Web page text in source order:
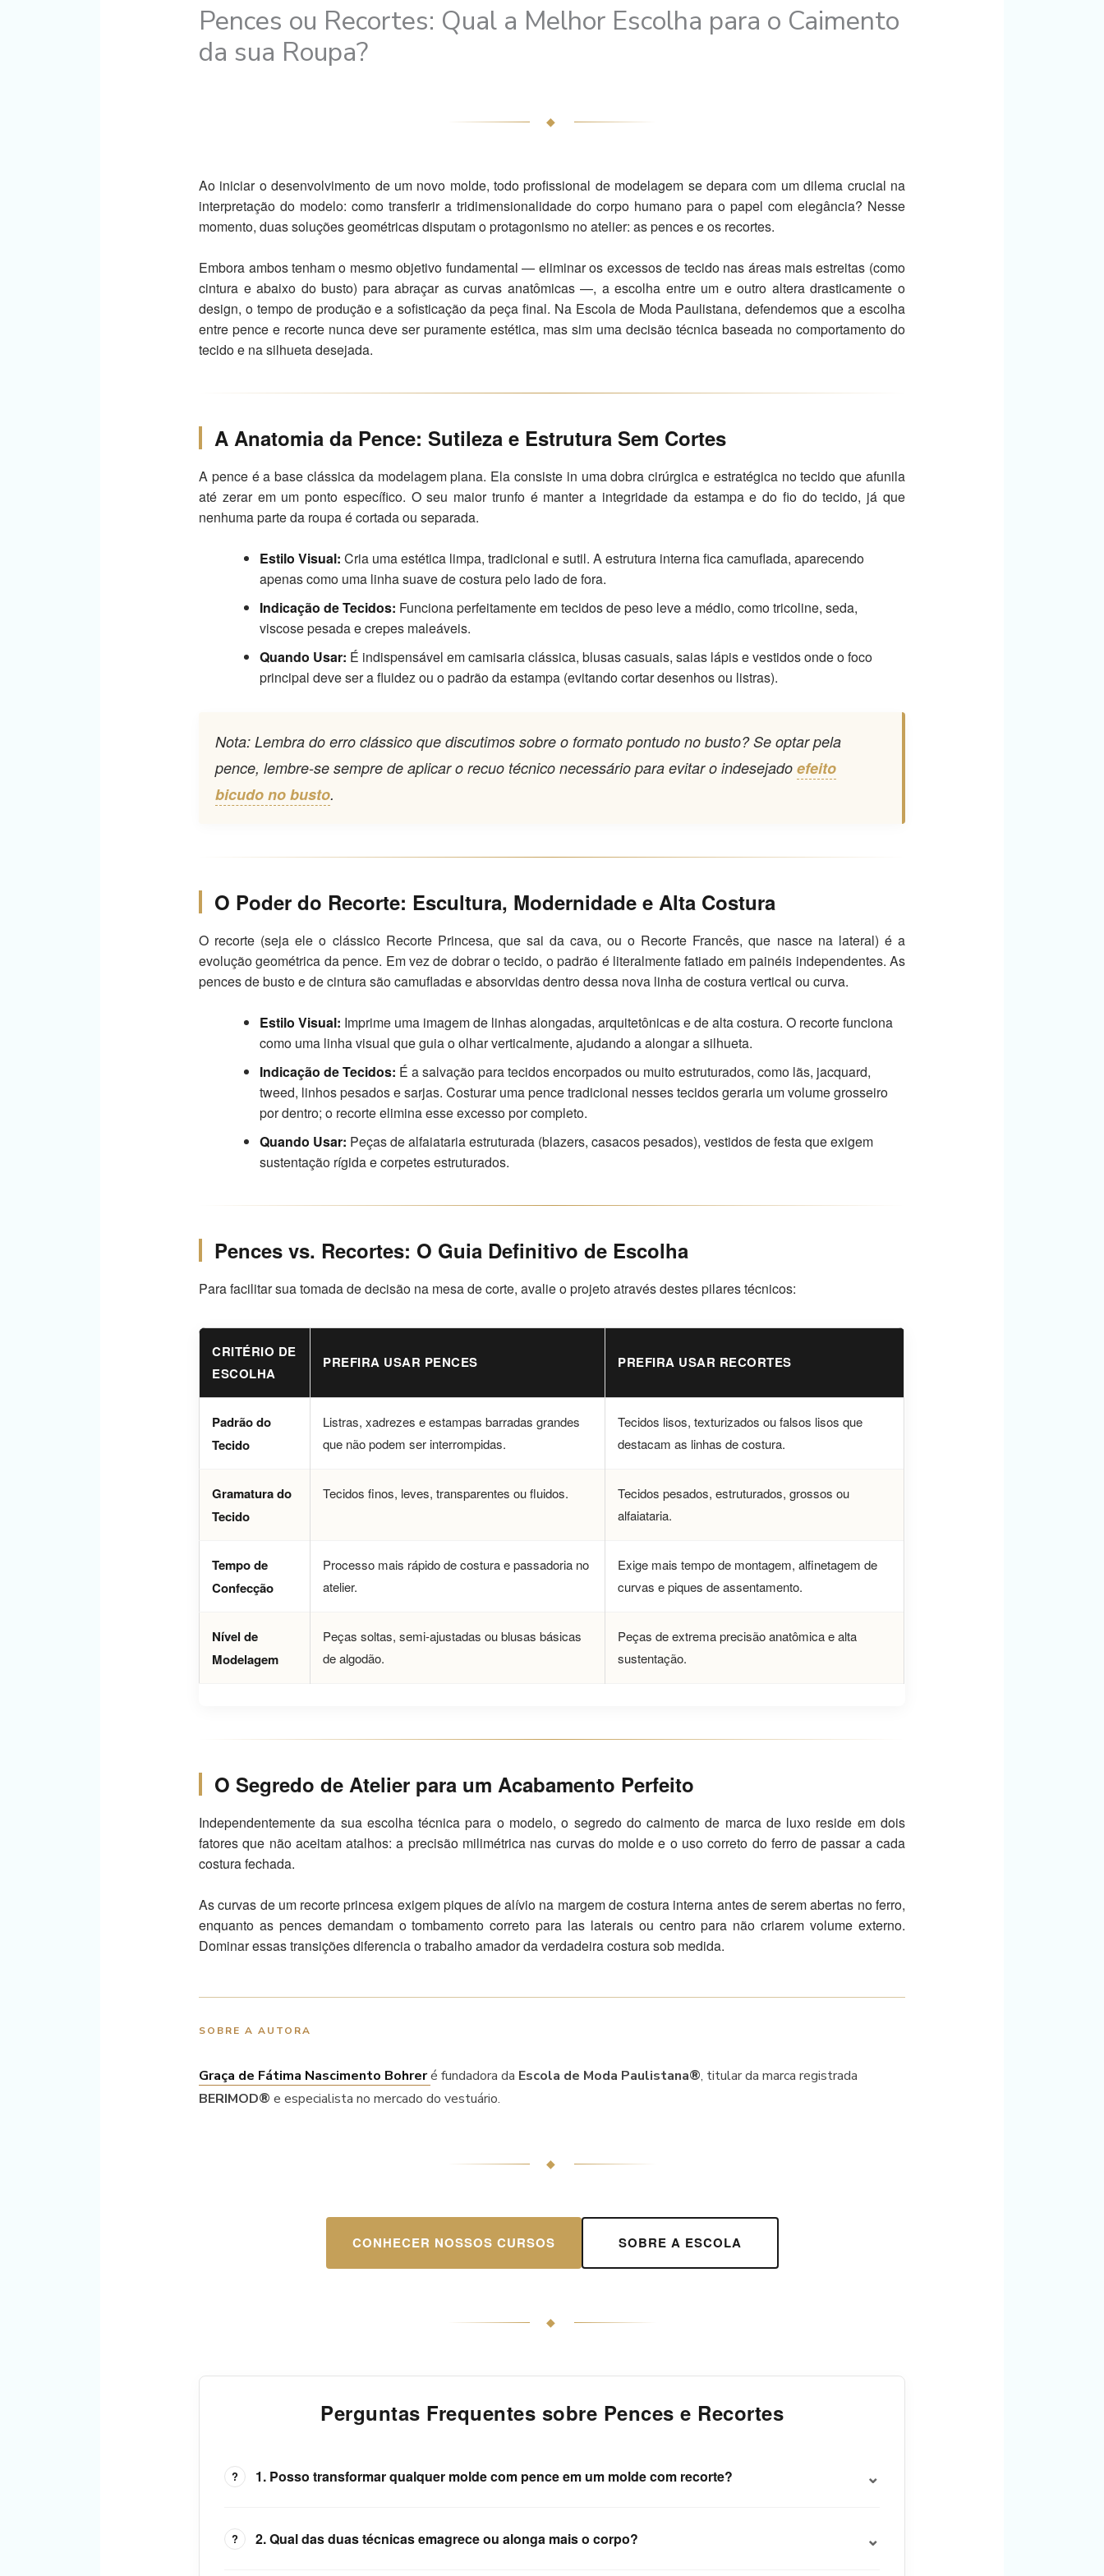
Pences ou Recortes: Qual a Melhor Escolha para o Caimento
da sua Roupa?
◆
Ao iniciar o desenvolvimento de um novo molde, todo profissional de modelagem se depara com um dilema crucial na
interpretação do modelo: como transferir a tridimensionalidade do corpo humano para o papel com elegância? Nesse
momento, duas soluções geométricas disputam o protagonismo no atelier: as pences e os recortes.
Embora ambos tenham o mesmo objetivo fundamental — eliminar os excessos de tecido nas áreas mais estreitas (como
cintura e abaixo do busto) para abraçar as curvas anatômicas —, a escolha entre um e outro altera drasticamente o
design, o tempo de produção e a sofisticação da peça final. Na Escola de Moda Paulistana, defendemos que a escolha
entre pence e recorte nunca deve ser puramente estética, mas sim uma decisão técnica baseada no comportamento do
tecido e na silhueta desejada.
A Anatomia da Pence: Sutileza e Estrutura Sem Cortes
A pence é a base clássica da modelagem plana. Ela consiste in uma dobra cirúrgica e estratégica no tecido que afunila
até zerar em um ponto específico. O seu maior trunfo é manter a integridade da estampa e do fio do tecido, já que
nenhuma parte da roupa é cortada ou separada.
Estilo Visual: Cria uma estética limpa, tradicional e sutil. A estrutura interna fica camuflada, aparecendo
apenas como uma linha suave de costura pelo lado de fora.
Indicação de Tecidos: Funciona perfeitamente em tecidos de peso leve a médio, como tricoline, seda,
viscose pesada e crepes maleáveis.
Quando Usar: É indispensável em camisaria clássica, blusas casuais, saias lápis e vestidos onde o foco
principal deve ser a fluidez ou o padrão da estampa (evitando cortar desenhos ou listras).
Nota: Lembra do erro clássico que discutimos sobre o formato pontudo no busto? Se optar pela
pence, lembre-se sempre de aplicar o recuo técnico necessário para evitar o indesejadoefeito
bicudo no busto.
O Poder do Recorte: Escultura, Modernidade e Alta Costura
O recorte (seja ele o clássico Recorte Princesa, que sai da cava, ou o Recorte Francês, que nasce na lateral) é a
evolução geométrica da pence. Em vez de dobrar o tecido, o padrão é literalmente fatiado em painéis independentes. As
pences de busto e de cintura são camufladas e absorvidas dentro dessa nova linha de costura vertical ou curva.
Estilo Visual: Imprime uma imagem de linhas alongadas, arquitetônicas e de alta costura. O recorte funciona
como uma linha visual que guia o olhar verticalmente, ajudando a alongar a silhueta.
Indicação de Tecidos: É a salvação para tecidos encorpados ou muito estruturados, como lãs, jacquard,
tweed, linhos pesados e sarjas. Costurar uma pence tradicional nesses tecidos geraria um volume grosseiro
por dentro; o recorte elimina esse excesso por completo.
Quando Usar: Peças de alfaiataria estruturada (blazers, casacos pesados), vestidos de festa que exigem
sustentação rígida e corpetes estruturados.
Pences vs. Recortes: O Guia Definitivo de Escolha
Para facilitar sua tomada de decisão na mesa de corte, avalie o projeto através destes pilares técnicos:
CRITÉRIO DE
ESCOLHA
PREFIRA USAR PENCES PREFIRA USAR RECORTES
Padrão do
Tecido
Listras, xadrezes e estampas barradas grandes
que não podem ser interrompidas.
Tecidos lisos, texturizados ou falsos lisos que
destacam as linhas de costura.
Gramatura do
Tecido
Tecidos finos, leves, transparentes ou fluidos.
Tecidos pesados, estruturados, grossos ou
alfaiataria.
Tempo de
Confecção
Processo mais rápido de costura e passadoria no
atelier.
Exige mais tempo de montagem, alfinetagem de
curvas e piques de assentamento.
Nível de
Modelagem
Peças soltas, semi-ajustadas ou blusas básicas
de algodão.
Peças de extrema precisão anatômica e alta
sustentação.
O Segredo de Atelier para um Acabamento Perfeito
Independentemente da sua escolha técnica para o modelo, o segredo do caimento de marca de luxo reside em dois
fatores que não aceitam atalhos: a precisão milimétrica nas curvas do molde e o uso correto do ferro de passar a cada
costura fechada.
As curvas de um recorte princesa exigem piques de alívio na margem de costura interna antes de serem abertas no ferro,
enquanto as pences demandam o tombamento correto para las laterais ou centro para não criarem volume externo.
Dominar essas transições diferencia o trabalho amador da verdadeira costura sob medida.
SOBRE A AUTORA
Graça de Fátima Nascimento Bohreré fundadora da Escola de Moda Paulistana®, titular da marca registrada
BERIMOD® e especialista no mercado do vestuário.
◆
CONHECER NOSSOS CURSOS SOBRE A ESCOLA
◆
Perguntas Frequentes sobre Pences e Recortes
1. Posso transformar qualquer molde com pence em um molde com recorte?
2. Qual das duas técnicas emagrece ou alonga mais o corpo?